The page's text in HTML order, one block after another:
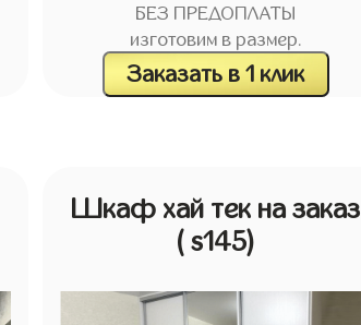
БЕЗ ПРЕДОПЛАТЫ
изготовим в размер.
Заказать в 1 клик
Шкаф хай тек на заказ
( s145)